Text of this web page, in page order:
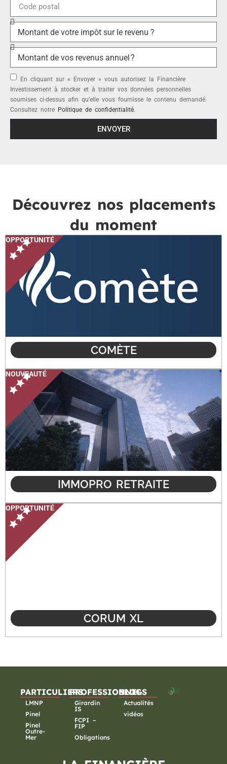
En cliquant sur « Envoyer » vous autorisez la Financière
Investissement à stocker et à traiter vos données personnelles
soumises ci-dessus afin qu’elle vous fournisse le contenu demandé.
Consultez notre Politique de confidentialité.
ENVOYER
Découvrez nos placements
du moment
OPPORTUNITÉ
COMÈTE
NOUVEAUTÉ
IMMOPRO RETRAITE
OPPORTUNITÉ
CORUM XL
PARTICULIERS
LMNP
Pinel
Pinel
Outre-
Mer
PROFESSIONNELS
Girardin
IS
FCPI –
FIP
Obligations
BLOG
Actualités
vidéos